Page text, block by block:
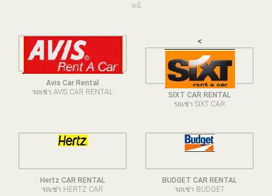
หน้
Avis Car Rental
รถเช่า AVIS CAR RENTAL
<
SIXT CAR RENTAL
รถเช่า SIXT CAR
Hertz CAR RENTAL
รถเช่า HERTZ CAR
BUDGET CAR RENTAL
รถเช่า BUDGET